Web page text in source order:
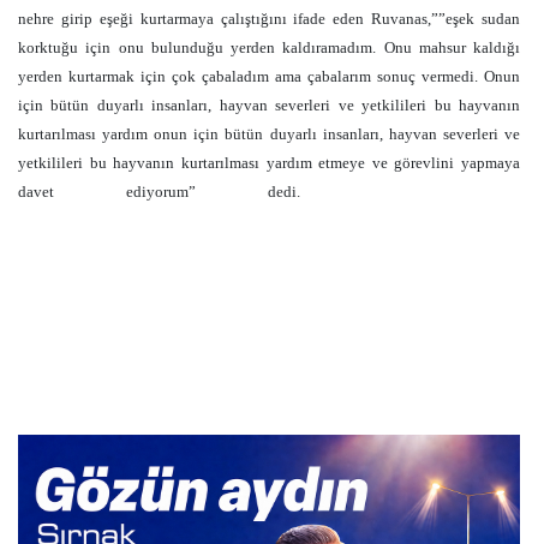
nehre girip eşeği kurtarmaya çalıştığını ifade eden Ruvanas,””eşek sudan
korktuğu için onu bulunduğu yerden kaldıramadım. Onu mahsur kaldığı
yerden kurtarmak için çok çabaladım ama çabalarım sonuç vermedi. Onun
için bütün duyarlı insanları, hayvan severleri ve yetkilileri bu hayvanın
kurtarılması yardım onun için bütün duyarlı insanları, hayvan severleri ve
yetkilileri bu hayvanın kurtarılması yardım etmeye ve görevlini yapmaya
davet ediyorum” dedi.